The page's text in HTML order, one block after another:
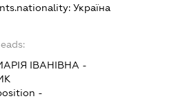
Україна
ІВАНІВНА -
-